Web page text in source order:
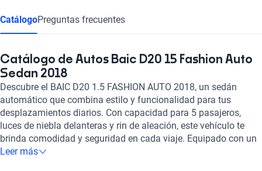
CatálogoPreguntas frecuentes
Catálogo de Autos Baic D20 15 Fashion Auto
Sedan 2018
Descubre el BAIC D20 1.5 FASHION AUTO 2018, un sedán
automático que combina estilo y funcionalidad para tus
desplazamientos diarios. Con capacidad para 5 pasajeros,
luces de niebla delanteras y rin de aleación, este vehículo te
brinda comodidad y seguridad en cada viaje. Equipado con un
motor de 1.5 litros y 4 cilindros, alcanza una aceleración
Leer más